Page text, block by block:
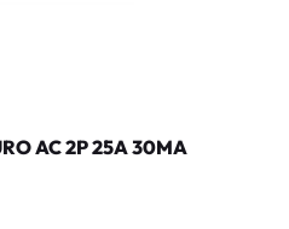
AC 2P 25A 30MA